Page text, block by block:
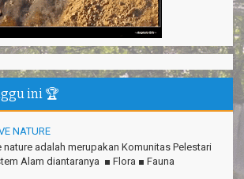
mantap!
gan!
gmana?!
ini 🏆
NATURE
nature adalah merupakan Komunitas Pelestari
Alam diantaranya ■ Flora ■ Fauna